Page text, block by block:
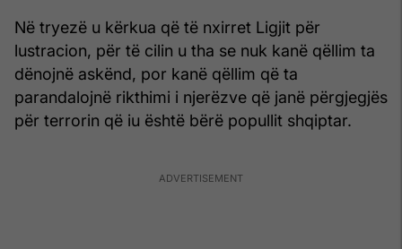
Në tryezë u kërkua që të nxirret Ligjit për
lustracion, për të cilin u tha se nuk kanë qëllim ta
dënojnë askënd, por kanë qëllim që ta
parandalojnë rikthimi i njerëzve që janë përgjegjës
për terrorin që iu është bërë popullit shqiptar.